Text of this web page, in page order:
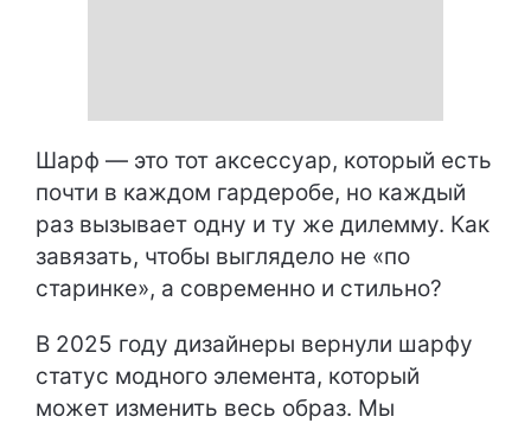
Шарф — это тот аксессуар, который есть
почти в каждом гардеробе, но каждый
раз вызывает одну и ту же дилемму. Как
завязать, чтобы выглядело не «по
старинке», а современно и стильно?
В 2025 году дизайнеры вернули шарфу
статус модного элемента, который
может изменить весь образ. Мы